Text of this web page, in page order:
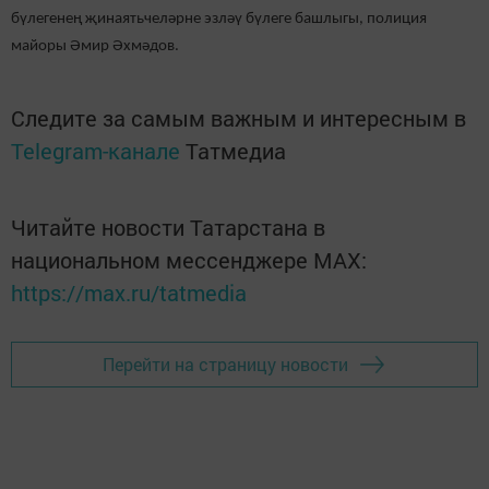
бүлегенең җинаятьчеләрне эзләү бүлеге башлыгы, полиция
майоры Әмир Әхмәдов.
Следите за самым важным и интересным в
Telegram-канале Татмедиа
Читайте новости Татарстана в
национальном мессенджере MАХ:
https://max.ru/tatmedia
Перейти на страницу новости